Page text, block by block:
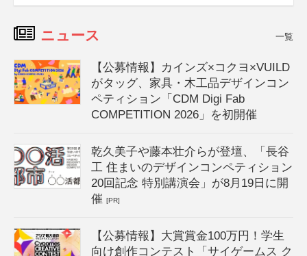
ニュース 一覧
【公募情報】カインズ×コクヨ×VUILD
がタッグ、家具・木工品デザインコン
ペティション「CDM Digi Fab
COMPETITION 2026」を初開催
乾久美子や藤本壮介らが登壇、「長谷
工 住まいのデザインコンペティション
20回記念 特別講演会」が8月19日に開
催[PR]
【公募情報】大賞賞金100万円！学生
向け創作コンテスト「サイゲームス ク